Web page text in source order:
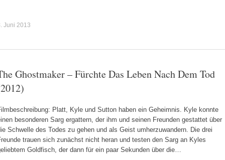
Juni 2013
Ghostmaker – Fürchte Das Leben Nach Dem Tod
Platt, Kyle und Sutton haben ein Geheimnis. Kyle konnte
besonderen Sarg ergattern, der ihm und seinen Freunden gestattet über
Schwelle des Todes zu gehen und als Geist umherzuwandern. Die drei
trauen sich zunächst nicht heran und testen den Sarg an Kyles
Goldfisch, der dann für ein paar Sekunden über die…